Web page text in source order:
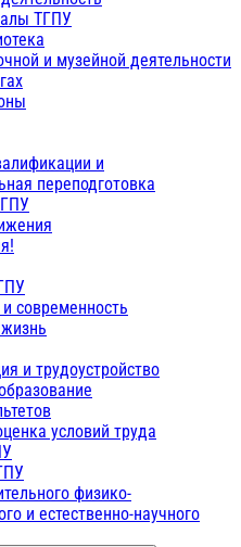
ТГПУ
и музейной деятельности
и
переподготовка
современность
и трудоустройство
условий труда
физико-
и естественно-научного